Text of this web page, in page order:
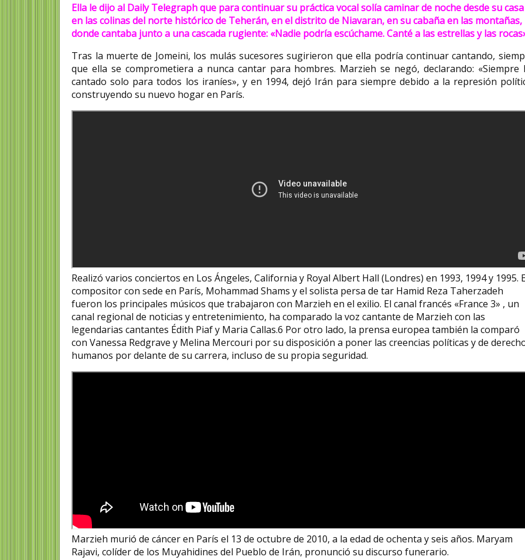
Ella le dijo al Daily Telegraph que para continuar su práctica vocal solía caminar de noche desde su casa
en las colinas del norte histórico de Teherán, en el distrito de Niavaran, en su cabaña en las montañas,
donde cantaba junto a una cascada rugiente: «Nadie podría escúchame. Canté a las estrellas y las
Tras la muerte de Jomeini, los mulás sucesores sugirieron que ella podría continuar cantando,
que ella se comprometiera a nunca cantar para hombres. Marzieh se negó, declarando: «Siempre
cantado solo para todos los iraníes», y en 1994, dejó Irán para siempre debido a la represión
construyendo su nuevo hogar en París.​
Realizó varios conciertos en Los Ángeles, California y Royal Albert Hall (Londres) en 1993, 1994 y 1995.
compositor con sede en París, Mohammad Shams y el solista persa de tar Hamid Reza Taherzadeh
fueron los principales músicos que trabajaron con Marzieh en el exilio. El canal francés «France 3» , un
canal regional de noticias y entretenimiento, ha comparado la voz cantante de Marzieh con las
legendarias cantantes Édith Piaf y Maria Callas.6​ Por otro lado, la prensa europea también la comparó
con Vanessa Redgrave y Melina Mercouri por su disposición a poner las creencias políticas y de
humanos por delante de su carrera, incluso de su propia seguridad.
Marzieh murió de cáncer en París el 13 de octubre de 2010, a la edad de ochenta y seis años.​ Maryam
Rajavi, colíder de los Muyahidines del Pueblo de Irán, pronunció su discurso funerario.